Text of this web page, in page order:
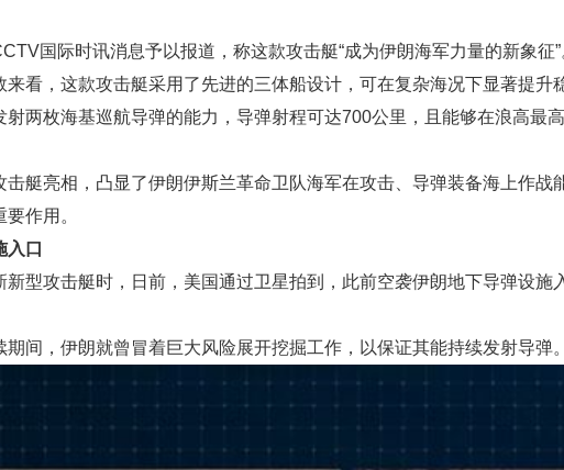
国际时讯消息予以报道，称这款攻击艇“成为伊朗海军力量的新象征”
来看，这款攻击艇采用了先进的三体船设计，可在复杂海况下显著提升
两枚海基巡航导弹的能力，导弹射程可达700公里，且能够在浪高最
击艇亮相，凸显了伊朗伊斯兰革命卫队海军在攻击、导弹装备海上作战
作用。
入口
新型攻击艇时，日前，美国通过卫星拍到，此前空袭伊朗地下导弹设施
间，伊朗就曾冒着巨大风险展开挖掘工作，以保证其能持续发射导弹